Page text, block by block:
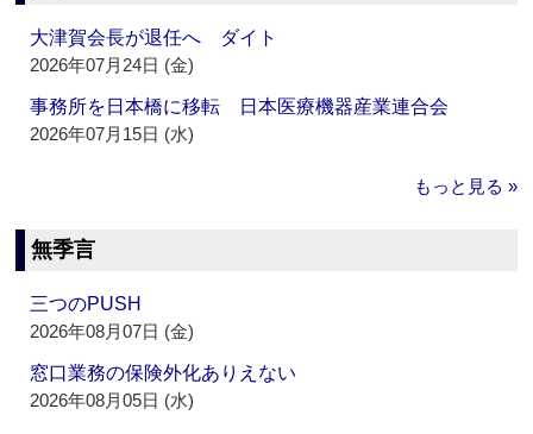
大津賀会長が退任へ ダイト
2026年07月24日 (金)
事務所を日本橋に移転 日本医療機器産業連合会
2026年07月15日 (水)
もっと見る »
無季言
三つのPUSH
2026年08月07日 (金)
窓口業務の保険外化ありえない
2026年08月05日 (水)